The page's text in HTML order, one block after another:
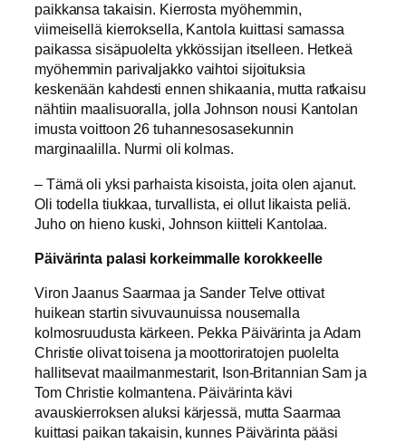
paikkansa takaisin. Kierrosta myöhemmin,
viimeisellä kierroksella, Kantola kuittasi samassa
paikassa sisäpuolelta ykkössijan itselleen. Hetkeä
myöhemmin parivaljakko vaihtoi sijoituksia
keskenään kahdesti ennen shikaania, mutta ratkaisu
nähtiin maalisuoralla, jolla Johnson nousi Kantolan
imusta voittoon 26 tuhannesosasekunnin
marginaalilla. Nurmi oli kolmas.
– Tämä oli yksi parhaista kisoista, joita olen ajanut.
Oli todella tiukkaa, turvallista, ei ollut likaista peliä.
Juho on hieno kuski, Johnson kiitteli Kantolaa.
Päivärinta palasi korkeimmalle korokkeelle
Viron Jaanus Saarmaa ja Sander Telve ottivat
huikean startin sivuvaunuissa nousemalla
kolmosruudusta kärkeen. Pekka Päivärinta ja Adam
Christie olivat toisena ja moottoriratojen puolelta
hallitsevat maailmanmestarit, Ison-Britannian Sam ja
Tom Christie kolmantena. Päivärinta kävi
avauskierroksen aluksi kärjessä, mutta Saarmaa
kuittasi paikan takaisin, kunnes Päivärinta pääsi